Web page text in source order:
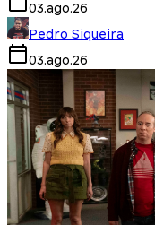
03.ago.26
Pedro Siqueira
03.ago.26